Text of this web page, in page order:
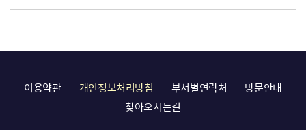
이용약관 개인정보처리방침 부서별연락처
방문안내
찾아오시는길